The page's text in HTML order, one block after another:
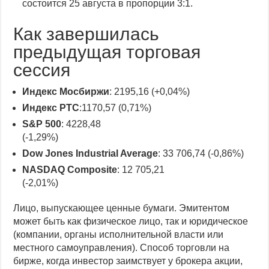
состоится 25 августа в пропорции 3:1.
Как завершилась
предыдущая торговая
сессия
Индекс Мосбиржи: 2195,16 (+0,04%)
Индекс РТС:1170,57 (0,71%)
S&P 500: 4228,48
(-1,29%)
Dow Jones Industrial Average: 33 706,74 (-0,86%)
NASDAQ Composite: 12 705,21
(-2,01%)
Лицо, выпускающее ценные бумаги. Эмитентом
может быть как физическое лицо, так и юридическое
(компании, органы исполнительной власти или
местного самоуправления). Способ торговли на
бирже, когда инвестор заимствует у брокера акции,